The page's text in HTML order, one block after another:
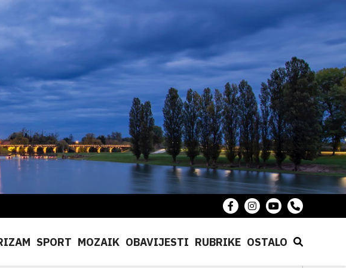
SPORT MOZAIK OBAVIJESTI RUBRIKE OSTALO